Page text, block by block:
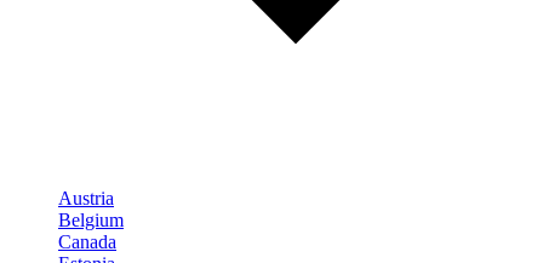
Austria
Belgium
Canada